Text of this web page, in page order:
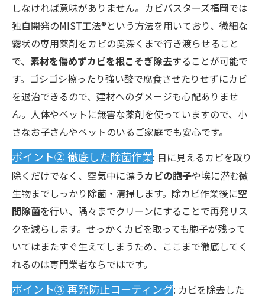
しなければ意味がありません。カビバスターズ福岡では
独自開発のMIST工法®という方法を用いており、微細な
霧状の専用薬剤をカビの奥深くまで行き渡らせること
で、 素材を傷めずカビを根こそぎ除去することが可能で
す。ゴシゴシ擦ったり強い酸で腐食させたりせずにカビ
を退治できるので、建材へのダメージも心配ありませ
ん。人体やペットに無害な薬剤を使っていますので、小
さなお子さんやペットのいるご家庭でも安心です。
ポイント② 徹底した除菌作業: 目に見えるカビを取り
除くだけでなく、空気中に漂うカビの胞子や埃に潜む微
生物までしっかり除菌・清掃します。除カビ作業後に空
間除菌を行い、隅々までクリーンにすることで再発リス
クを減らします。せっかくカビを取っても胞子が残って
いてはまたすぐ生えてしまうため、ここまで徹底してく
れるのは専門業者ならではです。
ポイント③ 再発防止コーティング: カビを除去した